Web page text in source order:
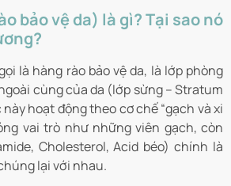
bảo vệ da) là gì? Tại sao nó
là hàng rào bảo vệ da, là lớp phòng
cùng của da (lớp sừng – Stratum
hoạt động theo cơ chế “gạch và xi
vai trò như những viên gạch, còn
Cholesterol, Acid béo) chính là
lại với nhau.